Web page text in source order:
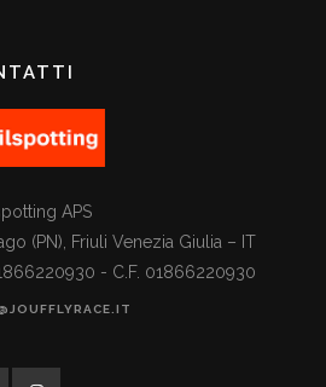
APS
(PN), Friuli Venezia Giulia – IT
- C.F. 01866220930